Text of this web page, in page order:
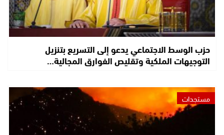
حزب الوسط الاجتماعي يدعو إلى التسريع بتنزيل
التوجيهات الملكية وتقليص الفوارق المجالية…
مستجدات